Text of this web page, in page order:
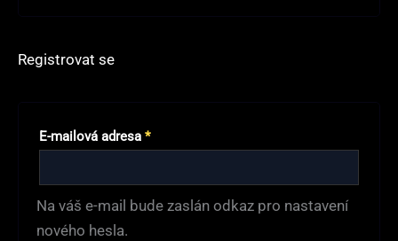
Registrovat se
E-mailová adresa *Povinné
Na váš e-mail bude zaslán odkaz pro nastavení
nového hesla.